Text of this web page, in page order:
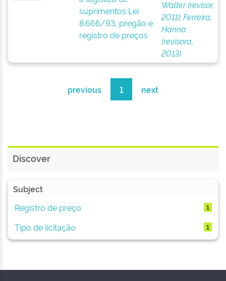
suprimentos Lei
8.666/93, pregão e
registro de preços
Walter (revisor,
2011);Ferreira,
Hanna
(revisora,
2013)
previous 1 next
Discover
Subject
Registro de preço
1
Tipo de licitação 1